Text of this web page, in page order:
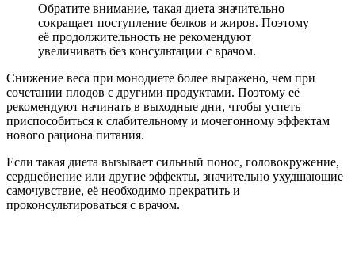
Обратите внимание, такая диета значительно
сокращает поступление белков и жиров. Поэтому
её продолжительность не рекомендуют
увеличивать без консультации с врачом.
Снижение веса при монодиете более выражено, чем при
сочетании плодов с другими продуктами. Поэтому её
рекомендуют начинать в выходные дни, чтобы успеть
приспособиться к слабительному и мочегонному эффектам
нового рациона питания.
Если такая диета вызывает сильный понос, головокружение,
сердцебиение или другие эффекты, значительно ухудшающие
самочувствие, её необходимо прекратить и
проконсультироваться с врачом.